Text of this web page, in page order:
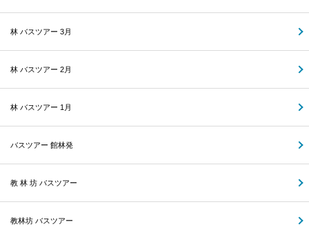
林 バスツアー 3月
林 バスツアー 2月
林 バスツアー 1月
バスツアー 館林発
教 林 坊 バスツアー
教林坊 バスツアー